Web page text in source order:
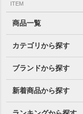
ITEM
商品一覧
カテゴリから探す
ブランドから探す
新着商品から探す